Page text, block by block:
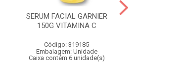
SERUM FACIAL GARNIER
150G VITAMINA C
Código: 319185
Embalagem: Unidade
Caixa contém 6 unidade(s)